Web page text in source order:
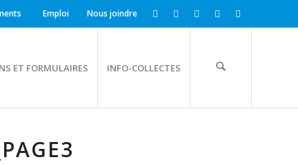
Emploi Nous joindre
ET FORMULAIRES INFO-COLLECTES